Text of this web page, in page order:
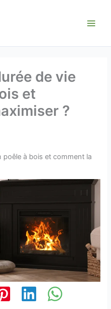
de vie
et
?
poêle à bois et comment la